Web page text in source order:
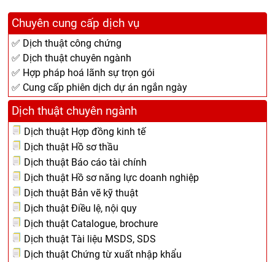
Chuyên cung cấp dịch vụ
✅ Dịch thuật công chứng
✅ Dịch thuật chuyên ngành
✅ Hợp pháp hoá lãnh sự trọn gói
✅ Cung cấp phiên dịch dự án ngắn ngày
Dịch thuật chuyên ngành
Dịch thuật Hợp đồng kinh tế
Dịch thuật Hồ sơ thầu
Dịch thuật Báo cáo tài chính
Dịch thuật Hồ sơ năng lực doanh nghiệp
Dịch thuật Bản vẽ kỹ thuật
Dịch thuật Điều lệ, nội quy
Dịch thuật Catalogue, brochure
Dịch thuật Tài liệu MSDS, SDS
Dịch thuật Chứng từ xuất nhập khẩu